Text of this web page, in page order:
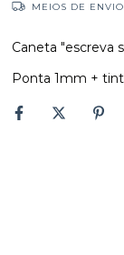
MEIOS DE ENVIO
Caneta "escreva
Ponta 1mm +